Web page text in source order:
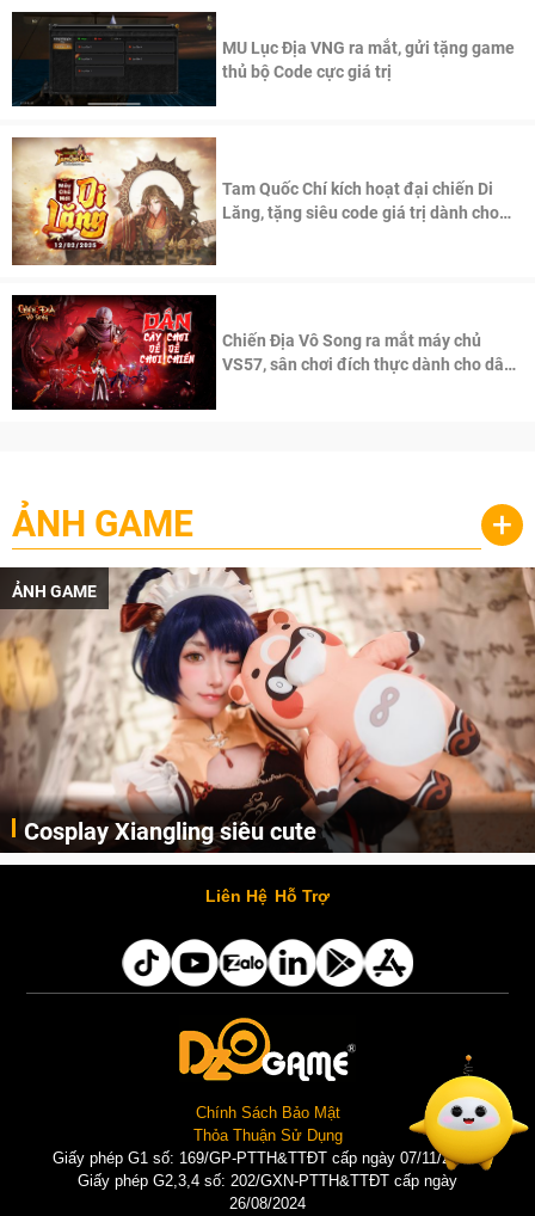
MU Lục Địa VNG ra mắt, gửi tặng game
thủ bộ Code cực giá trị
Tam Quốc Chí kích hoạt đại chiến Di
Lăng, tặng siêu code giá trị dành cho
Chiến Địa Vô Song ra mắt máy chủ
VS57, sân chơi đích thực dành cho dân
ẢNH GAME +
ẢNH GAME
Cosplay Xiangling siêu cute
Cùng thưởng thức những hình ảnh cosplay Xiangling trong Genshin Impact siêu dễ thương của người dùng Weibo "阿包也是兔娘"
Liên Hệ Hỗ Trợ
Chính Sách Bảo Mật
Thỏa Thuận Sử Dụng
Giấy phép G1 số: 169/GP-PTTH&TTĐT cấp ngày 07/11/2025 |
Giấy phép G2,3,4 số: 202/GXN-PTTH&TTĐT cấp ngày
26/08/2024